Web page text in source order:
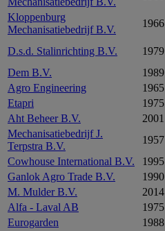
Kloppenburg
Mechanisatiebedrijf B.V.
1966
D.s.d. Stalinrichting B.V. 1979
Dem B.V.
1989
Agro Engineering
1965
Etapri
1975
Aht Beheer B.V.
2001
Mechanisatiebedrijf J.
Terpstra B.V.
1957
Cowhouse International B.V.
1995
Ganlok Agro Trade B.V.
1990
M. Mulder B.V.
2014
Alfa - Laval AB
1975
Eurogarden
1988